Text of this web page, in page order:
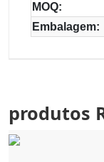
MOQ:
Embalagem:
produtos